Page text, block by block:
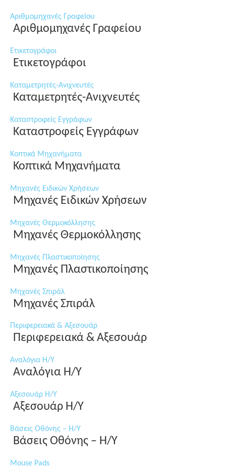
Αριθμομηχανές Γραφείου
Αριθμομηχανές Γραφείου
Ετικετογράφοι
Ετικετογράφοι
Καταμετρητές-Ανιχνευτές
Καταμετρητές-Ανιχνευτές
Καταστροφείς Εγγράφων
Καταστροφείς Εγγράφων
Κοπτικά Μηχανήματα
Κοπτικά Μηχανήματα
Μηχανές Ειδικών Χρήσεων
Μηχανές Ειδικών Χρήσεων
Μηχανές Θερμοκόλλησης
Μηχανές Θερμοκόλλησης
Μηχανές Πλαστικοποίησης
Μηχανές Πλαστικοποίησης
Μηχανές Σπιράλ
Μηχανές Σπιράλ
Περιφερειακά & Αξεσουάρ
Περιφερειακά & Αξεσουάρ
Αναλόγια Η/Υ
Αναλόγια Η/Υ
Αξεσουάρ Η/Υ
Αξεσουάρ Η/Υ
Βάσεις Οθόνης – Η/Υ
Βάσεις Οθόνης – Η/Υ
Mouse Pads